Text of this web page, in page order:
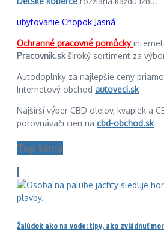
ubytovanie Chopok Jasná
Ochranné pracovné pomôcky
Pracovnik.skširoký sortiment za
Autodoplnky za najlepšie ceny
Internetový obchod autoveci.sk
Najširší výber CBD olejov, kvapiek a
porovnávači cien na cbd-obchod.sk
Top témy
1
Žalúdok ako na vode: tipy, ako zvládnuť